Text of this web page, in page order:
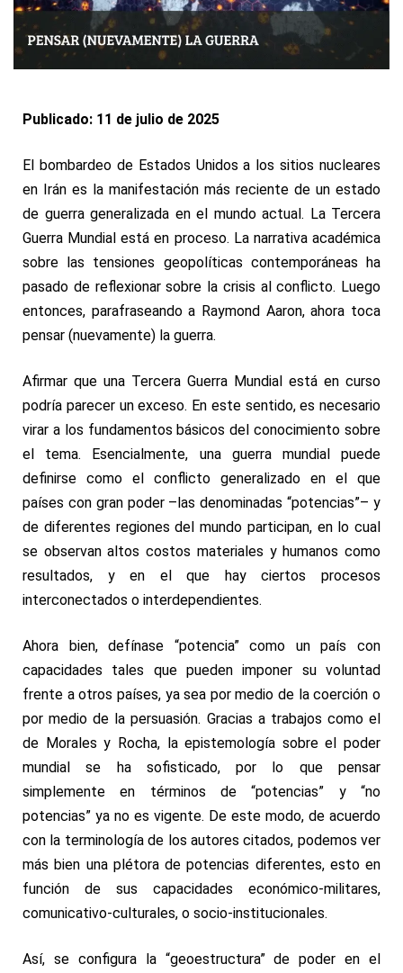
Publicado: 11 de julio de 2025
El bombardeo de Estados Unidos a los sitios nucleares
en Irán es la manifestación más reciente de un estado
de guerra generalizada en el mundo actual. La Tercera
Guerra Mundial está en proceso. La narrativa académica
sobre las tensiones geopolíticas contemporáneas ha
pasado de reflexionar sobre la crisis alconflicto. Luego
entonces, parafraseando a Raymond Aaron, ahora toca
pensar (nuevamente) la guerra.
Afirmar que una Tercera Guerra Mundial está en curso
podría parecer un exceso. En este sentido, es necesario
virar a los fundamentos básicos del conocimiento sobre
el tema. Esencialmente, una guerra mundial puede
definirse como el conflicto generalizado en el que
países con gran poder –las denominadas “potencias”– y
de diferentes regiones del mundo participan, en lo cual
se observan altos costos materiales y humanos como
resultados, y en el que hay ciertos procesos
interconectados o interdependientes.
Ahora bien, defínase “potencia” como un país con
capacidades tales que pueden imponer su voluntad
frente a otros países, ya sea por medio de la coerción o
por medio de la persuasión. Gracias a trabajos como el
de Morales y Rocha, la epistemología sobre el poder
mundial se ha sofisticado, por lo que pensar
simplemente en términos de “potencias” y “no
potencias” ya no es vigente. De este modo, de acuerdo
con la terminología de los autores citados, podemos ver
más bien una plétora de potencias diferentes, esto en
función de sus capacidades económico-militares,
comunicativo-culturales, o socio-institucionales.
Así, se configura la “geoestructura” de poder en el